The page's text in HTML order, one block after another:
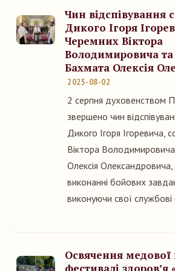
Чин відспівування
Дикого Ігоря
Черемних Віктора
Володимировича та
Бахмата Олексія
2025-08-02
2 серпня духовенством
звершено чин
Дикого Ігоря Ігоревича,
Віктора
Олексія Олександровича,
виконанні бойових
виконуючи свої
Освячення медової